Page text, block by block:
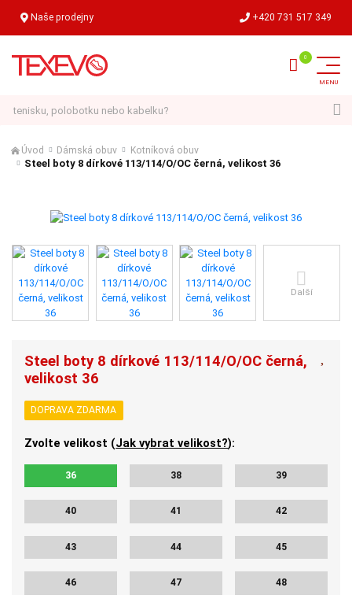
Naše prodejny +420 731 517 349
Úvod Dámská obuv Kotníková obuv
Steel boty 8 dírkové 113/114/O/OC černá, velikost 36
Další
Steel boty 8 dírkové 113/114/O/OC černá,
velikost 36
DOPRAVA ZDARMA
Zvolte velikost (Jak vybrat velikost?):
36 38 39
40 41 42
43 44 45
46 47 48